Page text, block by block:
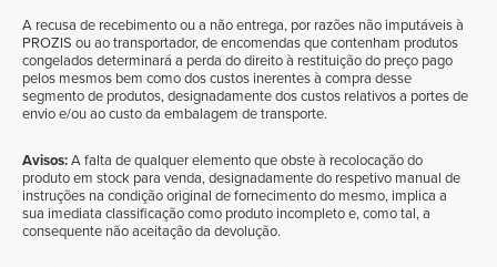
A recusa de recebimento ou a não entrega, por razões não imputáveis à
PROZIS ou ao transportador, de encomendas que contenham produtos
congelados determinará a perda do direito à restituição do preço pago
pelos mesmos bem como dos custos inerentes à compra desse
segmento de produtos, designadamente dos custos relativos a portes de
envio e/ou ao custo da embalagem de transporte.
Avisos:A falta de qualquer elemento que obste à recolocação do
produto em stock para venda, designadamente do respetivo manual de
instruções na condição original de fornecimento do mesmo, implica a
sua imediata classificação como produto incompleto e, como tal, a
consequente não aceitação da devolução.